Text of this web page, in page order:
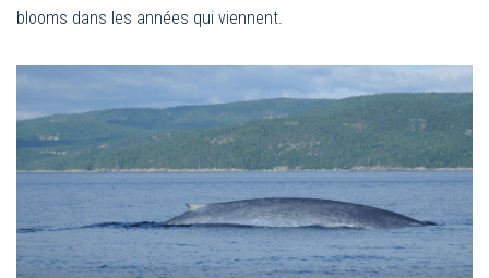
blooms dans les années qui viennent.